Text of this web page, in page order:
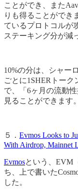
ことができ、また
りも得ることができ
ているプロトコルが
ステーキング分が減
10%の分は、シャー
ごとに1SHERトー
で、「6ヶ月の流動
見ることができます。
５． Evmos Looks to
With Airdrop, Mainnet
Evmosという、EVM
ち、上で書いた
した。